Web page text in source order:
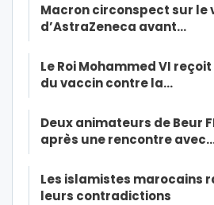
Macron circonspect sur le
d’AstraZeneca avant…
Le Roi Mohammed VI
du vaccin contre la…
Deux animateurs de Beur
après une rencontre
Les islamistes marocains
leurs contradictions